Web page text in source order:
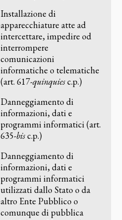
Installazione di
apparecchiature atte ad
intercettare, impedire od
interrompere
comunicazioni
informatiche o telematiche
(art. 617-quinquiesc.p.)
Danneggiamento di
informazioni, dati e
programmi informatici (art.
635-bisc.p.)
Danneggiamento di
informazioni, dati e
programmi informatici
utilizzati dallo Stato o da
altro Ente Pubblico o
comunque di pubblica